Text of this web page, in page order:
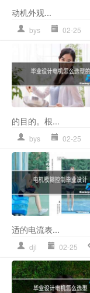
动机外观...
bys 02-25
的目的。根...
bys 02-25
适的电流表...
djl 02-25